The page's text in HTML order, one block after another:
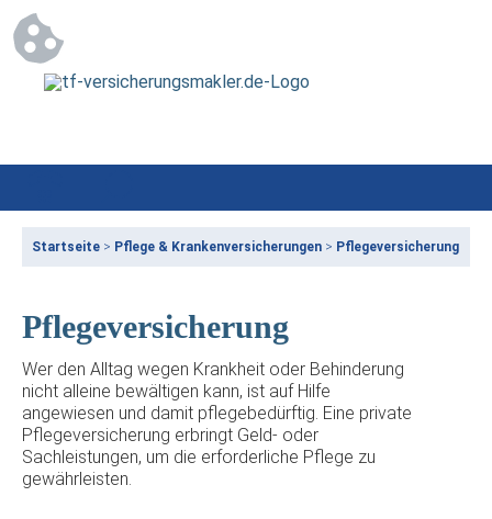
Startseite > Pflege & Krankenversicherungen > Pflegeversicherung
Pflegeversicherung
Wer den Alltag wegen Krankheit oder Behinderung
nicht alleine bewältigen kann, ist auf Hilfe
angewiesen und damit pflegebedürftig. Eine private
Pflegeversicherung erbringt Geld- oder
Sachleistungen, um die erforderliche Pflege zu
gewährleisten.